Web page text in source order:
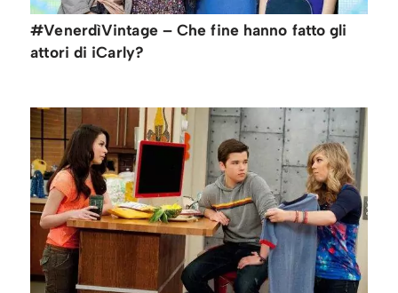
#VenerdìVintage – Che fine hanno fatto gli
attori di iCarly?